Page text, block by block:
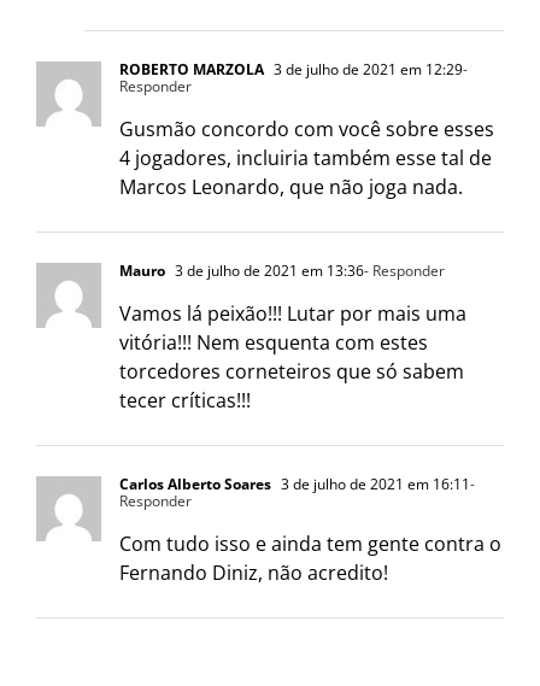
ROBERTO MARZOLA 3 de julho de 2021 em 12:29-
Responder
Gusmão concordo com você sobre esses
4 jogadores, incluiria também esse tal de
Marcos Leonardo, que não joga nada.
Mauro 3 de julho de 2021 em 13:36- Responder
Vamos lá peixão!!! Lutar por mais uma
vitória!!! Nem esquenta com estes
torcedores corneteiros que só sabem
tecer críticas!!!
Carlos Alberto Soares 3 de julho de 2021 em 16:11-
Responder
Com tudo isso e ainda tem gente contra o
Fernando Diniz, não acredito!